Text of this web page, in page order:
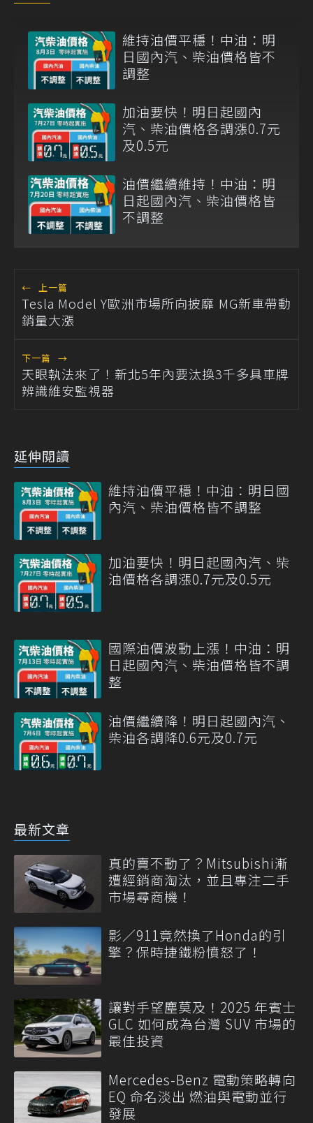
維持油價平穩！中油：明
日國內汽、柴油價格皆不
調整
加油要快！明日起國內
汽、柴油價格各調漲0.7元
及0.5元
油價繼續維持！中油：明
日起國內汽、柴油價格皆
不調整
← 上一篇
Tesla Model Y歐洲市場所向披靡 MG新車帶動
銷量大漲
下一篇 →
天眼執法來了！新北5年內要汰換3千多具車牌
辨識維安監視器
延伸閱讀
維持油價平穩！中油：明日國
內汽、柴油價格皆不調整
加油要快！明日起國內汽、柴
油價格各調漲0.7元及0.5元
國際油價波動上漲！中油：明
日起國內汽、柴油價格皆不調
整
油價繼續降！明日起國內汽、
柴油各調降0.6元及0.7元
最新文章
真的賣不動了？Mitsubishi漸
遭經銷商淘汰，並且專注二手
市場尋商機！
影／911竟然換了Honda的引
擎？保時捷鐵粉憤怒了！
讓對手望塵莫及！2025 年賓士
GLC 如何成為台灣 SUV 市場的
最佳投資
Mercedes-Benz 電動策略轉向
EQ 命名淡出 燃油與電動並行
發展